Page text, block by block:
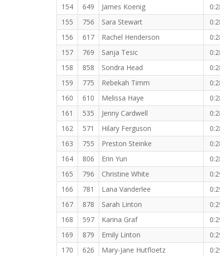
154
649 James Koenig
155
756 Sara Stewart
156
617 Rachel Henderson
157
769 Sanja Tesic
158
858 Sondra Head
159
775 Rebekah Timm
160
610 Melissa Haye
161
535 Jenny Cardwell
162
571 Hilary Ferguson
163
755 Preston Steinke
164
806 Erin Yun
165
796 Christine White
166
781 Lana Vanderlee
167
878 Sarah Linton
168
597 Karina Graf
169
879 Emily Linton
170
626 Mary-Jane Hutfloetz